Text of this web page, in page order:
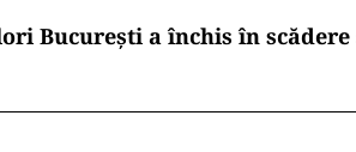
București a închis în